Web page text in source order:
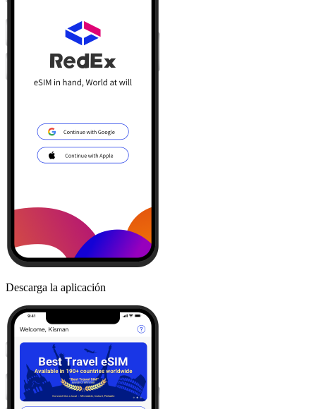
Descarga la aplicación